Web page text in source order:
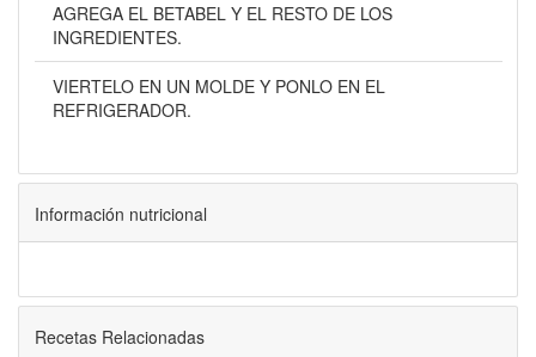
AGREGA EL BETABEL Y EL RESTO DE LOS
INGREDIENTES.
VIERTELO EN UN MOLDE Y PONLO EN EL
REFRIGERADOR.
Información nutricional
Recetas Relacionadas